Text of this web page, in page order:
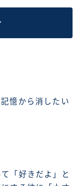
憶から消したい
「好きだよ」と